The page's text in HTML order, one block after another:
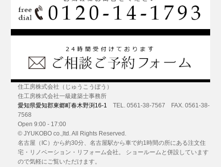
住工房株式会社（じゅうこうぼう）
住工房株式会社一級建築士事務所
愛知県愛知郡東郷町春木野渕16-1
TEL. 0561-38-7567 FAX. 0561-38-
7568
Open 9:00 - 17:00
© JYUKOBO co.,ltd. All Rights Reserved.
名古屋（IC）から約30分、名古屋駅から車で約1時間の所にある注文住
宅・リノベーション・リフォーム会社。 ショールームと併設しています
ので気軽にご覧いただけます。